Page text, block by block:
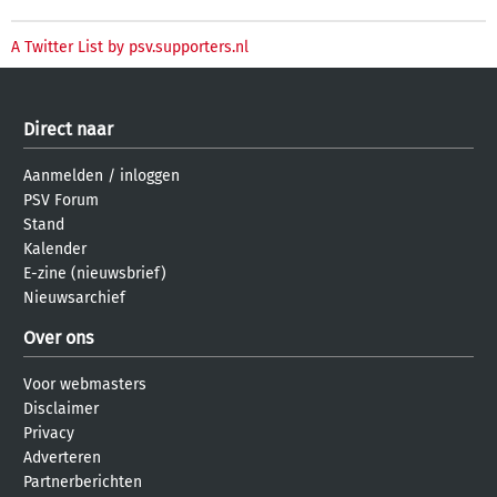
A Twitter List by psv.supporters.nl
Direct naar
Aanmelden / inloggen
PSV Forum
Stand
Kalender
E-zine (nieuwsbrief)
Nieuwsarchief
Over ons
Voor webmasters
Disclaimer
Privacy
Adverteren
Partnerberichten